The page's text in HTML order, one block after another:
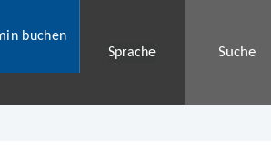
buchen
Sprache
Suche